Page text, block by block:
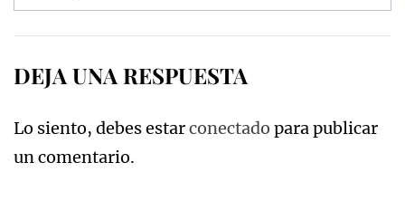
DEJA UNA RESPUESTA
Lo siento, debes estarconectado para publicar
un comentario.